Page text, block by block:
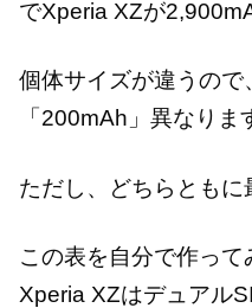
でXperia XZが
個体サイズが違うの
「200mAh」異なりま
ただし、どちらともに
この表を自分で作って
Xperia XZはデュアル